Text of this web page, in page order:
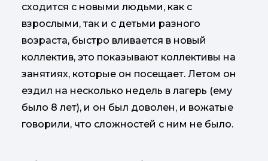
сходится с новыми людьми, как с
взрослыми, так и с детьми разного
возраста, быстро вливается в новый
коллектив, это показывают коллективы на
занятиях, которые он посещает. Летом он
ездил на несколько недель в лагерь (ему
было 8 лет), и он был доволен, и вожатые
говорили, что сложностей с ним не было.